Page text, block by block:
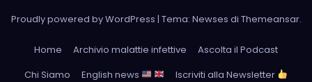
Proudly powered by WordPress | Tema: Newses di Themeansar.
Home Archivio malattie infettive
Ascolta il Podcast
Chi Siamo
English news
Iscriviti alla Newsletter